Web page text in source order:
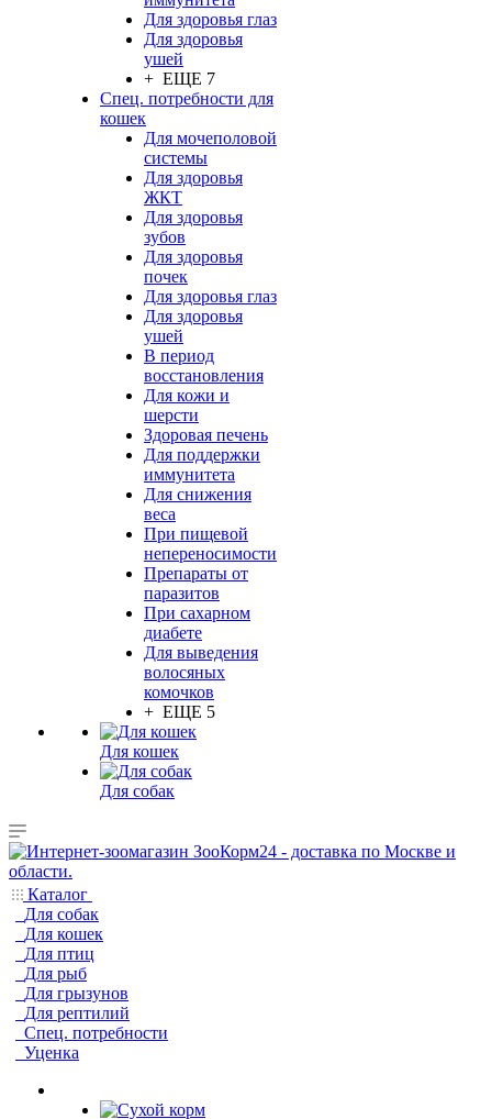
Для здоровья глаз
Для здоровья
ушей
+ ЕЩЕ 7
Спец. потребности для
кошек
Для мочеполовой
системы
Для здоровья
ЖКТ
Для здоровья
зубов
Для здоровья
почек
Для здоровья глаз
Для здоровья
ушей
В период
восстановления
Для кожи и
шерсти
Здоровая печень
Для поддержки
иммунитета
Для снижения
веса
При пищевой
непереносимости
Препараты от
паразитов
При сахарном
диабете
Для выведения
волосяных
комочков
+ ЕЩЕ 5
Для кошек
Для собак
Каталог
Для собак
Для кошек
Для птиц
Для рыб
Для грызунов
Для рептилий
Спец. потребности
Уценка